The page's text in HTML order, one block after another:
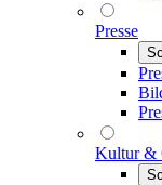
Presse
Kultur &